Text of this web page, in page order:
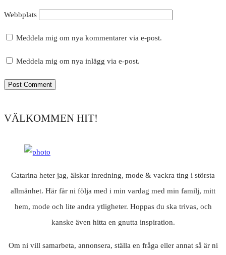
Webbplats
Meddela mig om nya kommentarer via e-post.
Meddela mig om nya inlägg via e-post.
VÄLKOMMEN HIT!
Catarina heter jag, älskar inredning, mode & vackra ting i största
allmänhet. Här får ni följa med i min vardag med min familj, mitt
hem, mode och lite andra ytligheter. Hoppas du ska trivas, och
kanske även hitta en gnutta inspiration.
Om ni vill samarbeta, annonsera, ställa en fråga eller annat så är ni